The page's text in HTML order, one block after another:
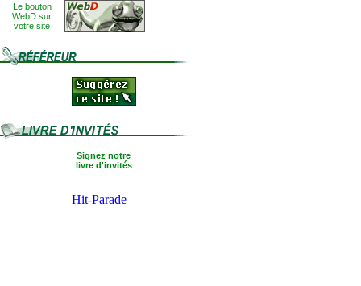
Le bouton
WebD sur
votre site
Signez notre
livre d'invités